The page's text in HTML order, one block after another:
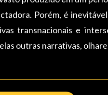
Porém, é
transnacionais e
outras narrativas,